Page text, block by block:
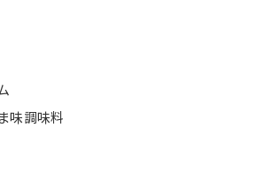
味調味料